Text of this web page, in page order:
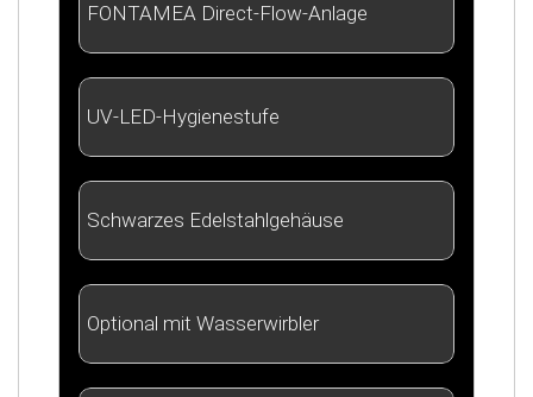
FONTAMEA Direct-Flow-Anlage
UV-LED-Hygienestufe
Schwarzes Edelstahlgehäuse
Optional mit Wasserwirbler